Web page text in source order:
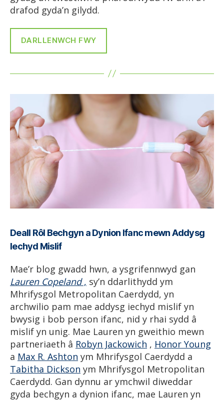
drafod gyda’n gilydd.
DARLLENWCH FWY
Deall Rôl Bechgyn a Dynion Ifanc mewn Addysg
Iechyd Mislif
Mae’r blog gwadd hwn, a ysgrifennwyd gan
Lauren Copeland, sy’n ddarlithydd ym
Mhrifysgol Metropolitan Caerdydd, yn
archwilio pam mae addysg iechyd mislif yn
bwysig i bob person ifanc, nid y rhai sydd â
mislif yn unig. Mae Lauren yn gweithio mewn
partneriaeth â Robyn Jackowich , Honor Young
a Max R. Ashton ym Mhrifysgol Caerdydd a
Tabitha Dickson ym Mhrifysgol Metropolitan
Caerdydd. Gan dynnu ar ymchwil diweddar
gyda bechgyn a dynion ifanc, mae Lauren yn